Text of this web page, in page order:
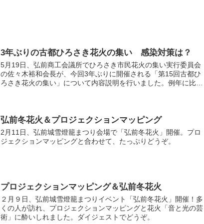
3年ぶりの古都ひろさき花火の集い 感染対策は？
5月19日、弘前商工会議所でひろさき市民花火の集い実行委員会
の佐々木裕和会長が、今回3年ぶりに開催される「第15回古都ひ
ろさき花火の集い」について内容説明を行いました。例年に比べ
弘前冬花火＆プロジェクションマッピング
2月11日、弘前城雪燈籠まつり会場で「弘前冬花火」開催。プロ
ジェクションマッピングと合わせて、たっぷりどうぞ。
プロジェクションマッピング＆弘前冬花火
２月９日、弘前城雪燈籠まつりイベント「弘前冬花火」開催！多
くの人が訪れ、プロジェクションマッピングと花火「音と光の芸
術」に酔いしれました。ダイジェストでどうぞ。